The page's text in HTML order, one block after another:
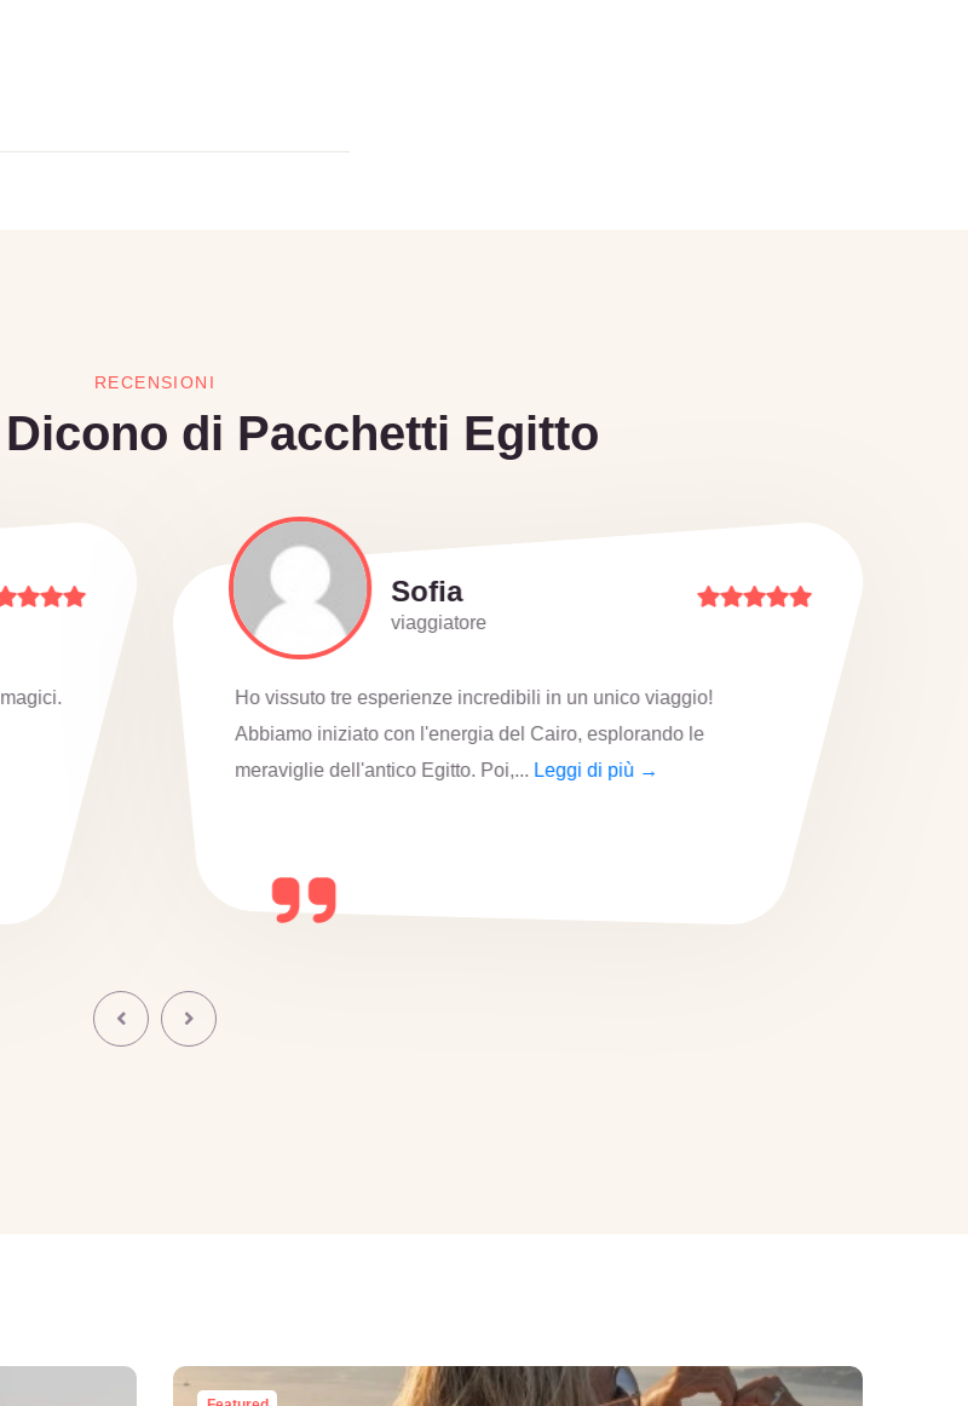
RECENSIONI
di Pacchetti Egitto
Sofia
viaggiatore
Ho vissuto tre esperienze incredibili in un unico viaggio!
Abbiamo iniziato con l'energia del Cairo, esplorando le
meraviglie dell'antico Egitto. Poi,... Leggi di più →